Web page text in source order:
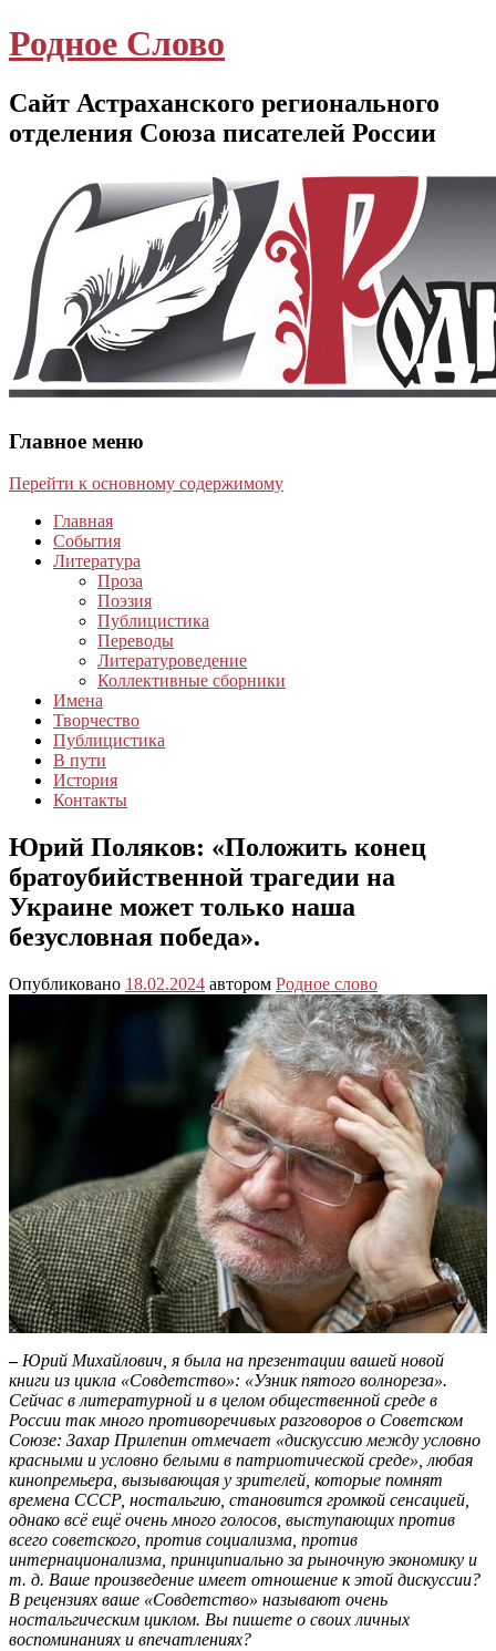
Родное Слово
Сайт Астраханского регионального
отделения Союза писателей России
Главное меню
Перейти к основному содержимому
Главная
События
Литература
Проза
Поэзия
Публицистика
Переводы
Литературоведение
Коллективные сборники
Имена
Творчество
Публицистика
В пути
История
Контакты
Юрий Поляков: «Положить конец
братоубийственной трагедии на
Украине может только наша
безусловная победа».
Опубликовано 18.02.2024 автором Родное слово
– Юрий Михайлович, я была на презентации вашей новой
книги из цикла «Совдетство»: «Узник пятого волнореза».
Сейчас в литературной и в целом общественной среде в
России так много противоречивых разговоров о Советском
Союзе: Захар Прилепин отмечает «дискуссию между условно
красными и условно белыми в патриотической среде», любая
кинопремьера, вызывающая у зрителей, которые помнят
времена СССР, ностальгию, становится громкой сенсацией,
однако всё ещё очень много голосов, выступающих против
всего советского, против социализма, против
интернационализма, принципиально за рыночную экономику и
т. д. Ваше произведение имеет отношение к этой дискуссии?
В рецензиях ваше «Совдетство» называют очень
ностальгическим циклом. Вы пишете о своих личных
воспоминаниях и впечатлениях?